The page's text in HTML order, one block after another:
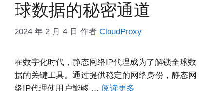
球数据的秘密通道
2024 年 2 月 4 日 作者 CloudProxy
在数字化时代，静态网络IP代理成为了解锁全球数
据的关键工具。通过提供稳定的网络身份，静态网
络IP代理使用户能够 … 阅读更多